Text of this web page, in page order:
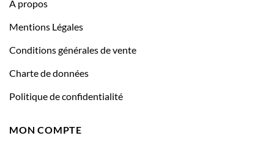
À propos
Mentions Légales
Conditions générales de vente
Charte de données
Politique de confidentialité
MON COMPTE